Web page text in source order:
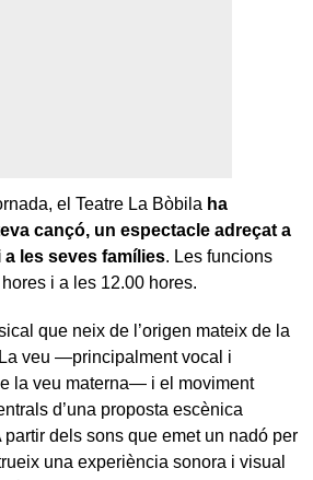
el Teatre La Bòbila ha
cançó, un espectacle adreçat a
a les seves famílies. Les funcions
i a les 12.00 hores.
que neix de l’origen mateix de la
veu —principalment vocal i
la veu materna— i el moviment
d’una proposta escènica
dels sons que emet un nadó per
una experiència sonora i visual